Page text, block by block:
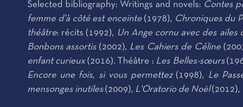
Selected bibliography: Writings and novels: Contes
femme d'à côté est enceinte (1978), Chroniques du
théâtre: récits (1992), Un Ange cornu avec des ailes
Bonbons assortis (2002), Les Cahiers de Céline
enfant curieux(2016). Théâtre : Les Belles-sœurs
Encore une fois, si vous permettez(1998), Le
mensonges inutiles (2009), L'Oratorio de Noël(2012),